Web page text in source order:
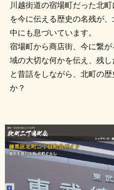
川越街道の宿場町だった北
を今に伝える歴史の名残が
中にも息づいています。
宿場町から商店街、今に繋
域の大切な何かを伝え、残
と昔話をしながら、北町の
か？